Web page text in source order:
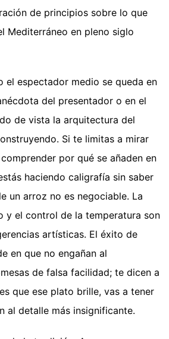
de principios sobre lo que
Mediterráneo en pleno siglo
el espectador medio se queda en
del presentador o en el
de vista la arquitectura del
Si te limitas a mirar
por qué se añaden en
haciendo caligrafía sin saber
un arroz no es negociable. La
y el control de la temperatura son
artísticas. El éxito de
en que no engañan al
de falsa facilidad; te dicen a
que ese plato brille, vas a tener
al detalle más insignificante.